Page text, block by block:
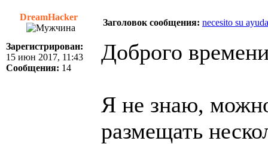
DreamHacker
Заголовок сообщения: necesito su
Зарегистрирован:
15 июн 2017, 11:43
Сообщения: 14
Доброго
Я не знаю,
размещать